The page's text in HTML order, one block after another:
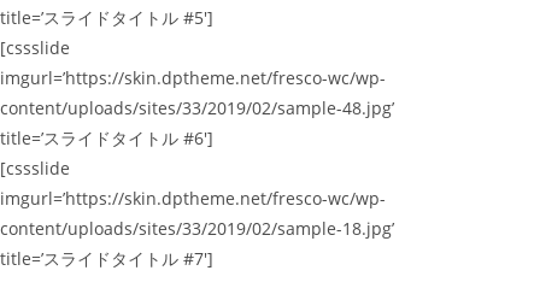
title=’スライドタイトル #5′]
[cssslide
imgurl=’https://skin.dptheme.net/fresco-wc/wp-
content/uploads/sites/33/2019/02/sample-48.jpg’
title=’スライドタイトル #6′]
[cssslide
imgurl=’https://skin.dptheme.net/fresco-wc/wp-
content/uploads/sites/33/2019/02/sample-18.jpg’
title=’スライドタイトル #7′]